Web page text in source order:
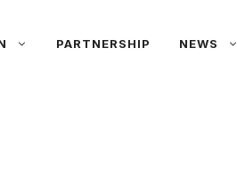
PARTNERSHIP NEWS